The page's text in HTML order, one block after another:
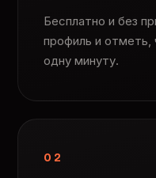
Бесплатно и без
профиль и
одну минуту.
02